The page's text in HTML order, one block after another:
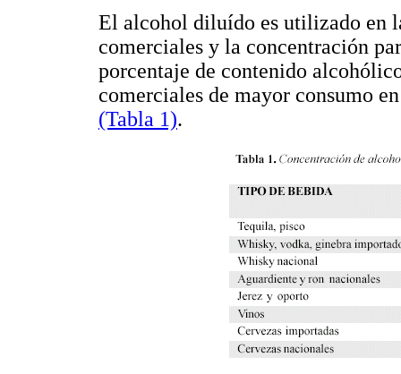
El alcohol diluído es utilizado en
comerciales y la concentración
porcentaje de contenido
comerciales de mayor consumo
(Tabla 1).